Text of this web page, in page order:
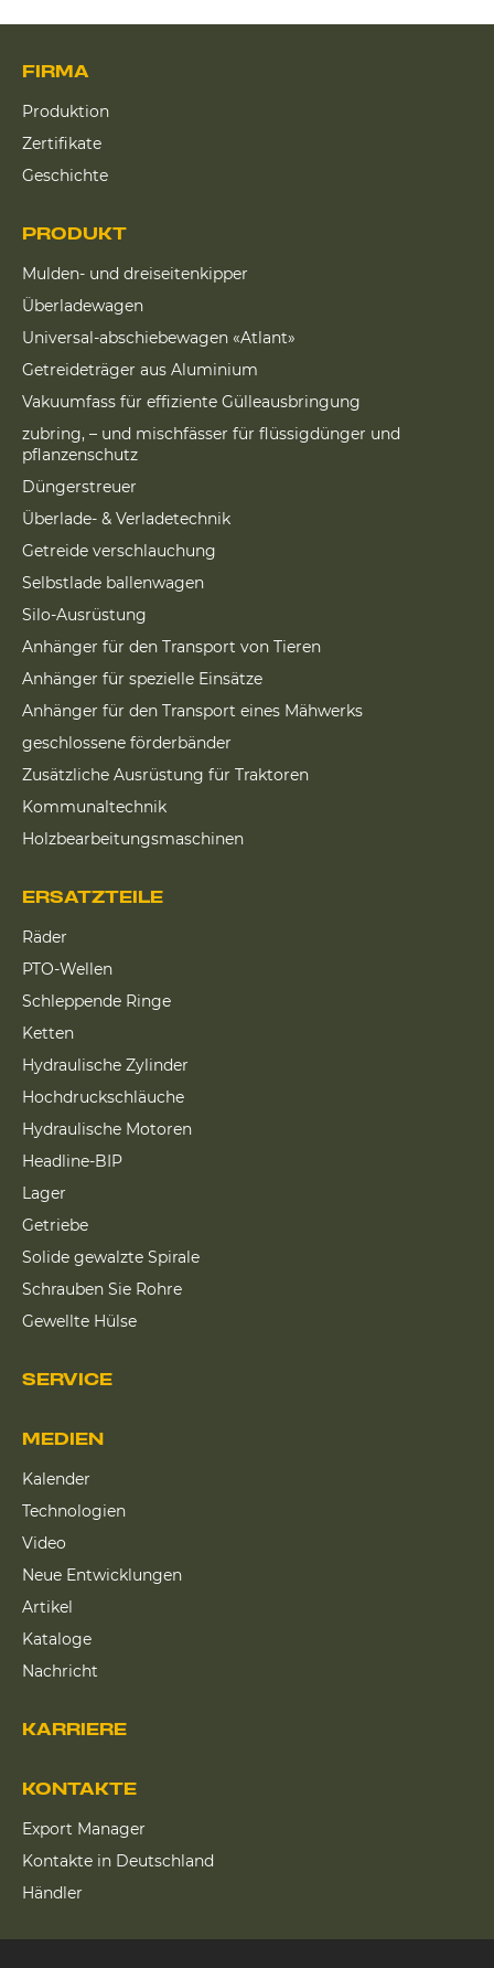
FIRMA
Produktion
Zertifikate
Geschichte
PRODUKT
Mulden- und dreiseitenkipper
Überladewagen
Universal-abschiebewagen «Atlant»
Getreideträger aus Aluminium
Vakuumfass für effiziente Gülleausbringung
zubring, – und mischfässer für flüssigdünger und
pflanzenschutz
Düngerstreuer
Überlade- & Verladetechnik
Getreide verschlauchung
Selbstlade ballenwagen
Silo-Ausrüstung
Anhänger für den Transport von Tieren
Anhänger für spezielle Einsätze
Anhänger für den Transport eines Mähwerks
geschlossene förderbänder
Zusätzliche Ausrüstung für Traktoren
Kommunaltechnik
Holzbearbeitungsmaschinen
ERSATZTEILE
Räder
PTO-Wellen
Schleppende Ringe
Ketten
Hydraulische Zylinder
Hochdruckschläuche
Hydraulische Motoren
Headline-BIP
Lager
Getriebe
Solide gewalzte Spirale
Schrauben Sie Rohre
Gewellte Hülse
SERVICE
KARRIERE
MEDIEN
Kalender
Technologien
Video
Neue Entwicklungen
Artikel
Kataloge
Nachricht
KONTAKTE
Export Manager
Kontakte in Deutschland
Händler